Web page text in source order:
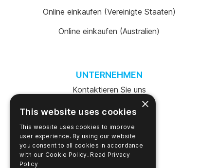
Online einkaufen (Vereinigte Staaten)
Online einkaufen (Australien)
UNTERNEHMEN
Kontaktieren Sie uns
Karriere
News
Hygiena's Story
×
This website uses cookies
This website uses cookies to improve
user experience. By using our website
you consent to all cookies in accordance
with our Cookie Policy. Read Privacy
Policy